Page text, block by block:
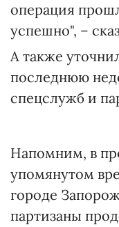
операция
успешно", –
А также
последнюю
спецслужб и
Напомним, в
упомянутом
городе
партизаны